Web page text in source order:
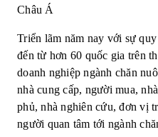
Châu Á
Triển lãm năm nay với sự
đến từ hơn 60 quốc gia trên
doanh nghiệp ngành chăn
nhà cung cấp, người mua,
phủ, nhà nghiên cứu, đơn vị
người quan tâm tới ngành